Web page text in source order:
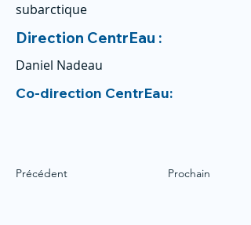
subarctique
Direction CentrEau :
Daniel Nadeau
Co-direction CentrEau:
Précédent Prochain